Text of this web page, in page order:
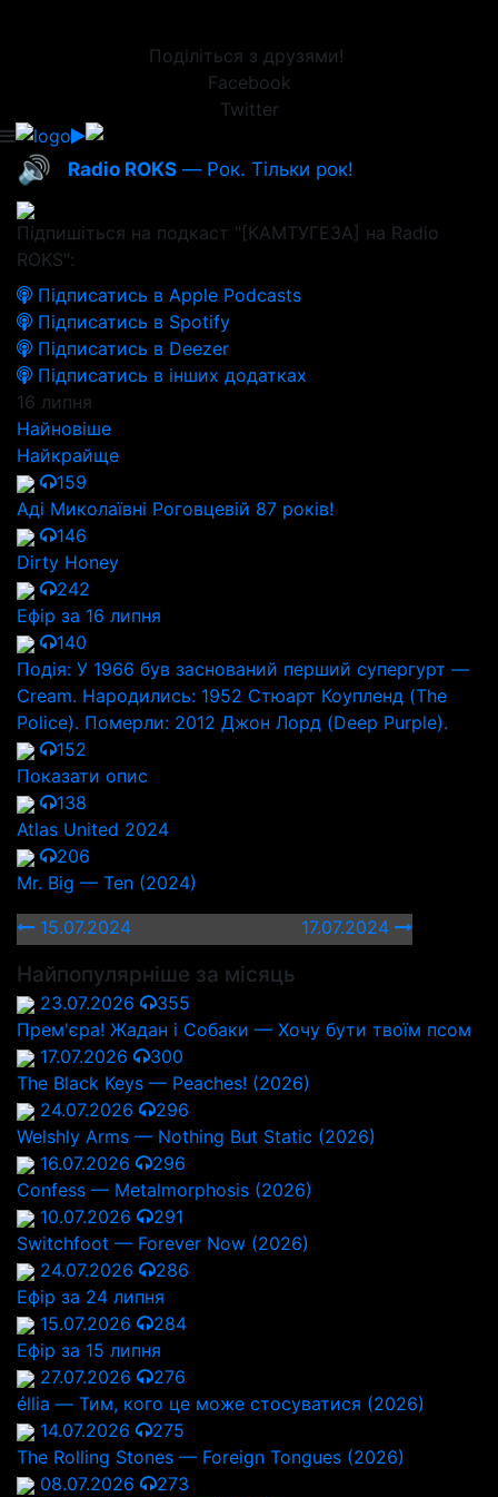
Поділіться з друзями!
Facebook
Twitter
🔊 Radio ROKS — Рок. Тільки рок!
Підпишіться на подкаст "[КАМТУГЕЗА] на Radio
ROKS":
Підписатись в Apple Podcasts
Підписатись в Spotify
Підписатись в Deezer
Підписатись в інших додатках
16 липня
Найновіше
Найкрайще
159
Аді Миколаївні Роговцевій 87 років!
146
Dirty Honey
242
Ефір за 16 липня
140
Подія: У 1966 був заснований перший супергурт —
Cream. Народились: 1952 Стюарт Коупленд (The
Police). Померли: 2012 Джон Лорд (Deep Purple).
152
Показати опис
138
Atlas United 2024
206
Mr. Big — Ten (2024)
15.07.2024
17.07.2024
Найпопулярніше за місяць
23.07.2026
355
Прем'єра! Жадан і Собаки — Хочу бути твоїм псом
17.07.2026
300
The Black Keys — Peaches! (2026)
24.07.2026
296
Welshly Arms — Nothing But Static (2026)
16.07.2026
296
Confess — Metalmorphosis (2026)
10.07.2026
291
Switchfoot — Forever Now (2026)
24.07.2026
286
Ефір за 24 липня
15.07.2026
284
Ефір за 15 липня
27.07.2026
276
éllia — Тим, кого це може стосуватися (2026)
14.07.2026
275
The Rolling Stones — Foreign Tongues (2026)
08.07.2026
273